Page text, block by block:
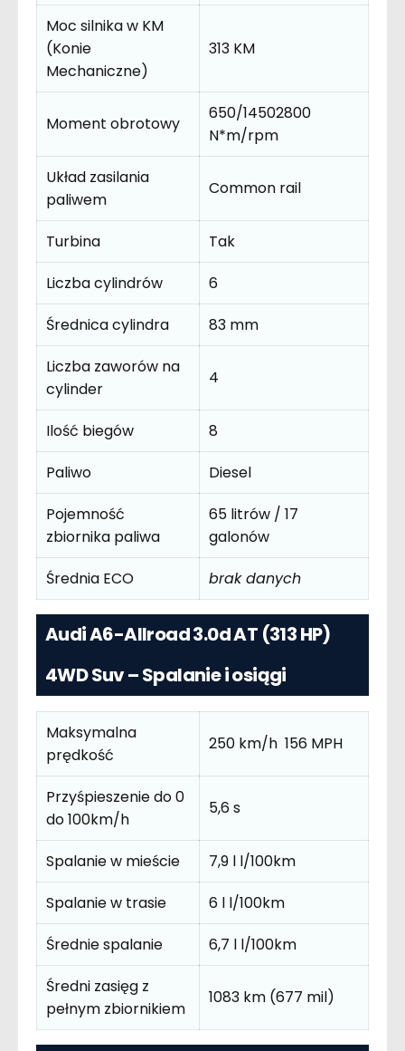
Moc silnika w KM
(Konie
Mechaniczne)
313 KM
Moment obrotowy
650/14502800
N*m/rpm
Układ zasilania
paliwem
Common rail
Turbina
Tak
Liczba cylindrów
6
Średnica cylindra
83 mm
Liczba zaworów na
cylinder
4
Ilość biegów
8
Paliwo
Diesel
Pojemność
zbiornika paliwa
65 litrów / 17
galonów
Średnia ECO
brak danych
Audi A6-Allroad 3.0d AT (313 HP)
4WD Suv – Spalanie i osiągi
Maksymalna
prędkość
250 km/h 156 MPH
Przyśpieszenie do 0
do 100km/h
5,6 s
Spalanie w mieście
7,9 l l/100km
Spalanie w trasie
6 l l/100km
Średnie spalanie
6,7 l l/100km
Średni zasięg z
pełnym zbiornikiem
1083 km (677 mil)